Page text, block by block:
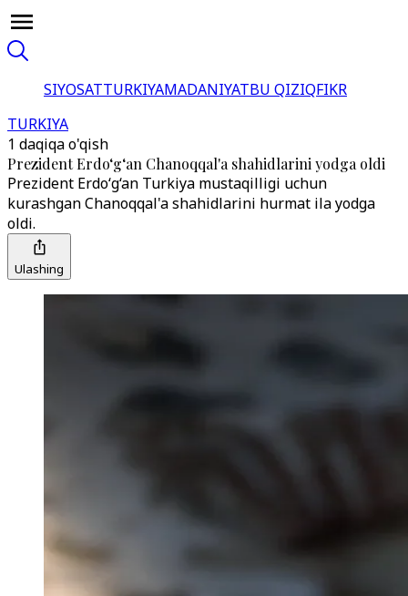
SIYOSATTURKIYAMADANIYATBU QIZIQFIKR
TURKIYA
1 daqiqa o'qish
Prezident Erdo‘g‘an Chanoqqal'a shahidlarini yodga oldi
Prezident Erdo‘g‘an Turkiya mustaqilligi uchun
kurashgan Chanoqqal'a shahidlarini hurmat ila yodga
oldi.
Ulashing